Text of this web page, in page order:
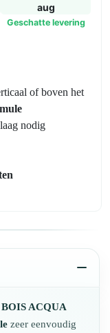
aug
Geschatte levering
of boven het
nodig
ACQUA
zeer eenvoudig